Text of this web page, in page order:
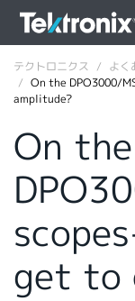
ENGLISH
DEUTSCH
VIỆT NAM
テクトロニクス
よく
On the DPO3000/
amplitude?
On the
get to